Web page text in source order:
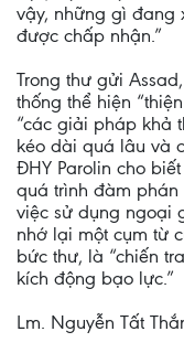
vậy, những gì đang
được chấp nhận.”
Trong thư gửi
thống thể hiện
“các giải pháp khả
kéo dài quá lâu và
ĐHY Parolin cho
quá trình đàm phán
việc sử dụng ngoại
nhớ lại một cụm từ
bức thư, là “chiến
kích động bạo lực.”
Lm. Nguyễn Tất